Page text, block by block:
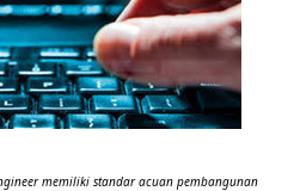
memiliki standar acuan pembangunan